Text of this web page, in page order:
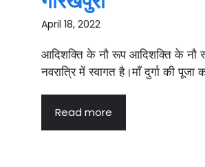
April 18, 2022
आदिशक्ति के नौ रूप आदिशक्ति के नौ
नवरात्रि में स्वागत है।माँ दुर्गा की पूजा
Read more